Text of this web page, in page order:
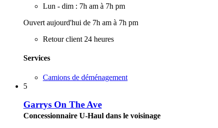
Lun - dim : 7h am à 7h pm
Ouvert aujourd'hui de 7h am à 7h pm
Retour client 24 heures
Services
Camions de déménagement
5
Garrys On The Ave
Concessionnaire U-Haul dans le voisinage